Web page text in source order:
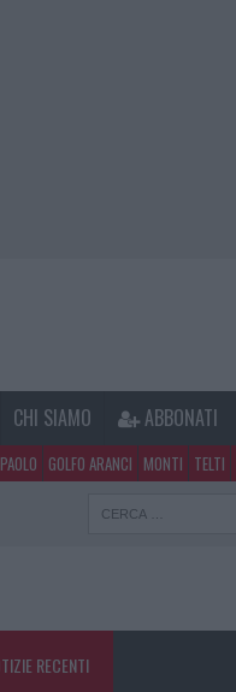
CHI SIAMO ABBONATI
GOLFO ARANCI MONTI TELTI
RECENTI